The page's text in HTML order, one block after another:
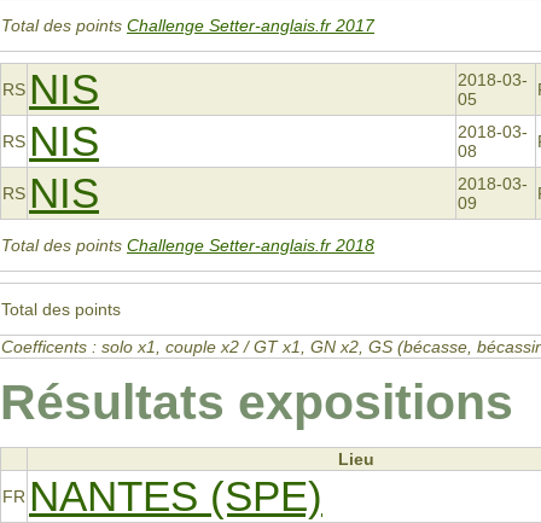
Total des points Challenge Setter-anglais.fr 2017
RS NIS
2018-03-
05
RS NIS
2018-03-
08
RS NIS
2018-03-
09
Total des points Challenge Setter-anglais.fr 2018
Total des points
Coefficents : solo x1, couple x2 / GT x1, GN x2, GS (bécasse,
Résultats expositions
Lieu
FR NANTES (SPE)